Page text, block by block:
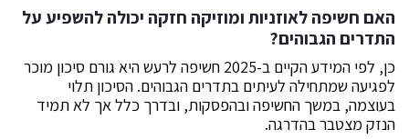
האם חשיפה לאוזניות ומוזיקה חזקה יכולה להשפיע על
התדרים הגבוהים?
כן, לפי המידע הקיים ב-2025 חשיפה לרעש היא גורם סיכון מוכר
לפגיעה שמתחילה לעיתים בתדרים הגבוהים. הסיכון תלוי
בעוצמה, במשך החשיפה ובהפסקות, ובדרך כלל אך לא תמיד
הנזק מצטבר בהדרגה.